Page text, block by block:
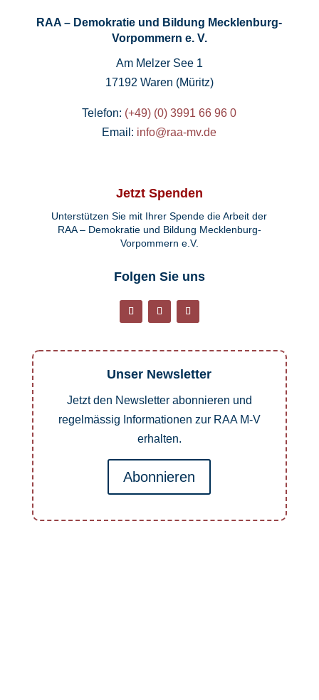
RAA – Demokratie und Bildung Mecklenburg-
Vorpommern e. V.
Am Melzer See 1
17192 Waren (Müritz)
Telefon: (+49) (0) 3991 66 96 0
Email: info@raa-mv.de
Jetzt Spenden
Unterstützen Sie mit Ihrer Spende die Arbeit der
RAA – Demokratie und Bildung Mecklenburg-
Vorpommern e.V.
Folgen Sie uns
Unser Newsletter
Jetzt den Newsletter abonnieren und
regelmässig Informationen zur RAA M-V
erhalten.
Abonnieren